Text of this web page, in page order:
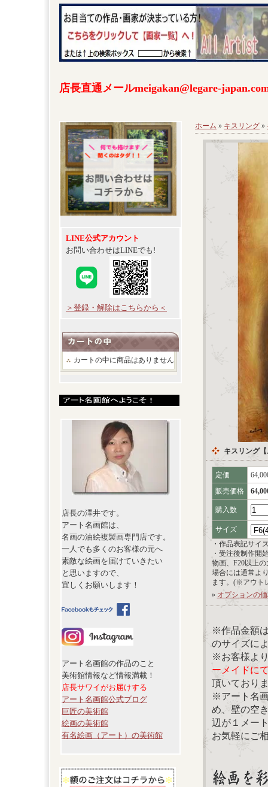
店長直通メールmeigakan@legare-
LINE公式アカウント
お問い合わせはLINEでも!
＞登録・解除はこちらから＜
カートの中に商品はありません
店長の澤井です。
アート名画館は、
名画の油絵複製画専門店です。
一人でも多くのお客様の元へ
素敵な絵画を届けていきたい
と思いますので、
宜しくお願いします！
アート名画館の作品のこと
美術館情報など情報満載！
店長サワイがお届けする
アート名画館公式ブログ
巨匠の美術館
絵画の美術館
有名絵画（アート）の美術館
ホーム » キスリング »
キスリング
定価
販売価格
購入数
サイズ
・作品表記サイ
・受注後制作開
物画、F20以上
場合には通常よ
ます。(※アウト
» オプションの
※作品金額
のサイズに
※お客様よ
ーメイドに
頂いており
※アート名
め、壁の空
辺が１メー
お気軽にご